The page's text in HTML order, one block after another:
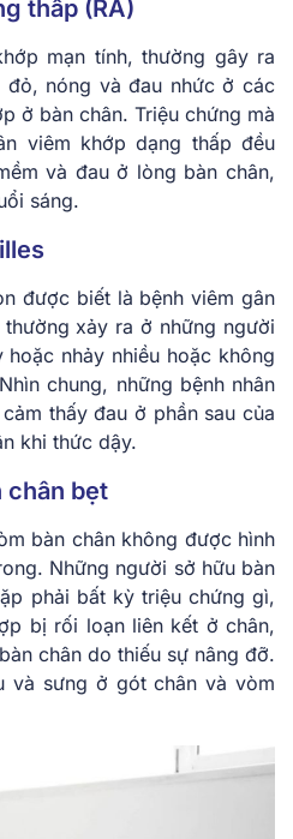
thấp (RA)
mạn tính, thường gây ra
đỏ, nóng và đau nhức ở các
ở bàn chân. Triệu chứng mà
viêm khớp dạng thấp đều
và đau ở lòng bàn chân,
sáng.
được biết là bệnh viêm gân
xảy ra ở những người
nhảy nhiều hoặc không
chung, những bệnh nhân
thấy đau ở phần sau của
khi thức dậy.
chân bẹt
bàn chân không được hình
Những người sở hữu bàn
phải bất kỳ triệu chứng gì,
bị rối loạn liên kết ở chân,
chân do thiếu sự nâng đỡ.
và sưng ở gót chân và vòm